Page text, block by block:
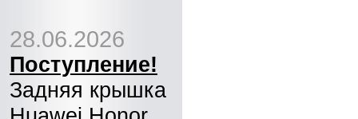
28.06.2026
Поступление!
Задняя крышка